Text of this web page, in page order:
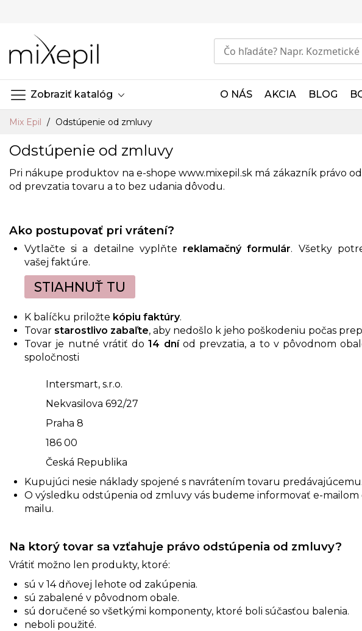
Content
Zobraziť katalóg O NÁS AKCIA BLOG
Mix Epil Odstúpenie od zmluvy
Odstúpenie od zmluvy
Pri nákupe produktov na e-shopewww.mixepil.sk má zákazník právo
od prevzatia tovaru a to bez udania dôvodu.
Ako postupovať pri vrátení?
Vytlačte si a detailne vyplňte reklamačný formulár. Všetky
vašej faktúre.
STIAHNUŤ TU
K balíčku priložte kópiu faktúry.
Tovar starostlivo zabaľte, aby nedošlo k jeho poškodeniu počas
Tovar je nutné vrátiť do14 dníod prevzatia, a to v pôvodnom
spoločnosti
Intersmart, s.r.o.
Nekvasilova 692/27
Praha 8
186 00
Česká Republika
Kupujúci nesie náklady spojené s navrátením tovaru
O výsledku odstúpenia od zmluvy vás budeme informovať e-
mailu.
Na ktorý tovar sa vzťahuje právo odstúpenia od zmluvy?
Vrátiť možno len produkty, ktoré:
sú v 14 dňovej lehote od zakúpenia.
sú zabalené v pôvodnom obale.
sú doručené so všetkými komponenty, ktoré boli súčasťou balenia.
neboli použité.